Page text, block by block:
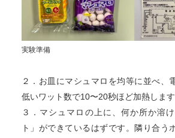
実験準備
２．お皿にマシュマロを均等に並べ、
低いワット数で10〜20秒ほど加熱します
３．マシュマロの上に、何か所か溶
ト」ができているはずです。隣り合う